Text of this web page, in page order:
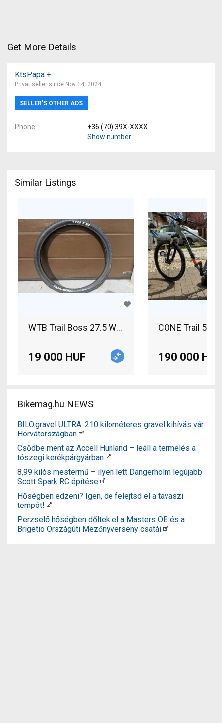
Get More Details
KtsPapa +
Privat seller since Nov 14, 2024
SELLER’S OTHER ADS
Phone
+36 (70) 39X-XXXX
Show number
Similar Listings
WTB Trail Boss 27.5 WTB Trail Boss 27.5 2db
19 000 HUF
CONE Trail 5.0
190 000 HUF
Bikemag.hu NEWS
BILO.gravel ULTRA: 210 kilométeres gravel kihívás vár
Horvátországban
Csődbe ment az Accell Hunland – leáll a termelés a
tószegi kerékpárgyárban
8,99 kilós mestermű – ilyen lett Dangerholm legújabb
Scott Spark RC építése
Hőségben edzeni? Igen, de felejtsd el a tavaszi
tempót!
Perzselő hőségben dőltek el a Masters OB és a
Brigetio Országúti Mezőnyverseny csatái